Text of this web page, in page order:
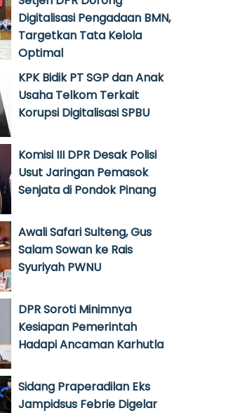
Digitalisasi Pengadaan BMN,
Targetkan Tata Kelola
Optimal
KPK Bidik PT SGP dan Anak
Usaha Telkom Terkait
Korupsi Digitalisasi SPBU
Komisi III DPR Desak Polisi
Usut Jaringan Pemasok
Senjata di Pondok Pinang
Awali Safari Sulteng, Gus
Salam Sowan ke Rais
Syuriyah PWNU
DPR Soroti Minimnya
Kesiapan Pemerintah
Hadapi Ancaman Karhutla
Sidang Praperadilan Eks
Jampidsus Febrie Digelar